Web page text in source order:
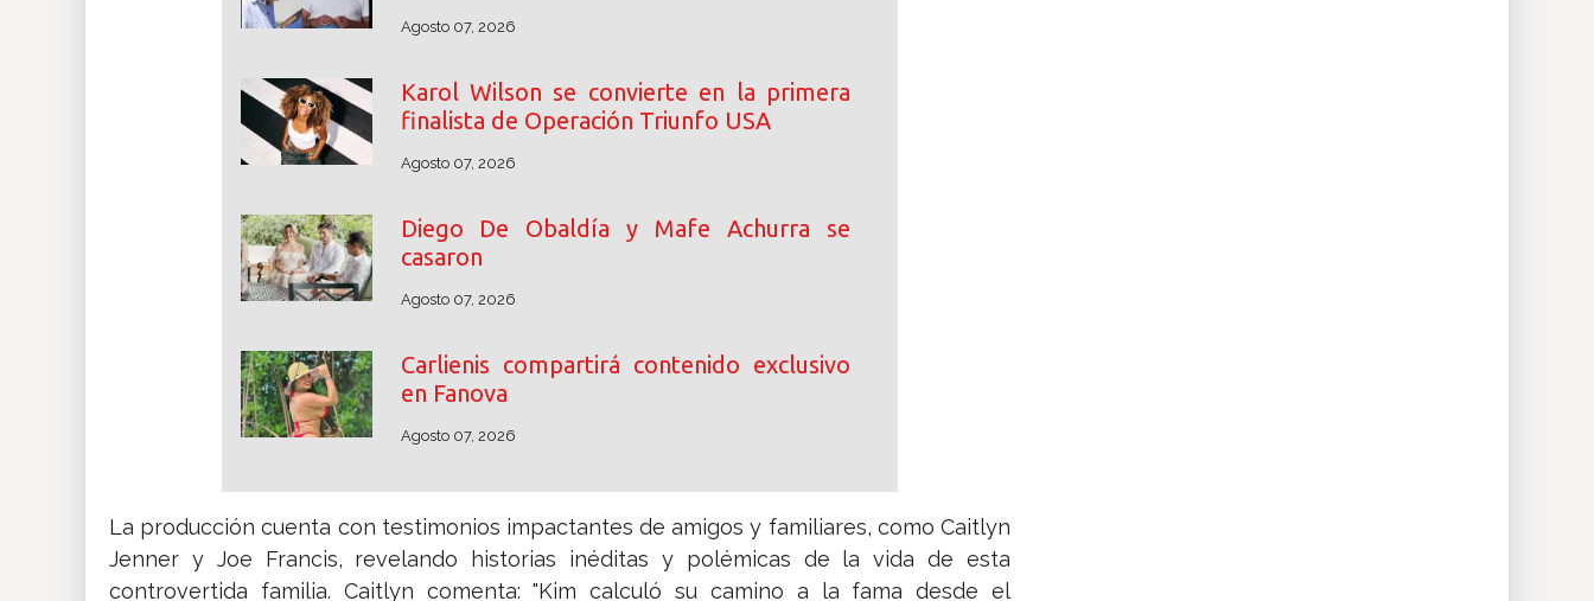
Agosto 07, 2026
Karol Wilson se convierte en la primera
finalista de Operación Triunfo USA
Agosto 07, 2026
Diego De Obaldía y Mafe Achurra se
casaron
Agosto 07, 2026
Carlienis compartirá contenido exclusivo
en Fanova
Agosto 07, 2026
La producción cuenta con testimonios impactantes de amigos y familiares, como Caitlyn
Jenner y Joe Francis, revelando historias inéditas y polémicas de la vida de esta
controvertida familia. Caitlyn comenta: "Kim calculó su camino a la fama desde el